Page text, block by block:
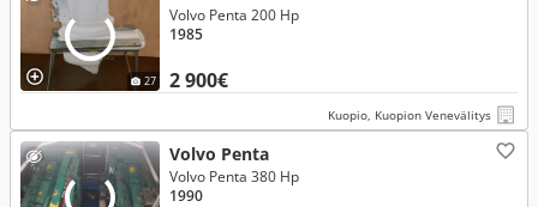
27 2 900€
Volvo Penta 200 Hp
1985
Kuopio, Kuopion Venevälitys
Volvo Penta
Volvo Penta 380 Hp
1990